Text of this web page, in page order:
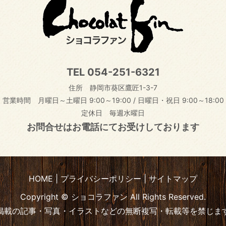
TEL 054-251-6321
住所 静岡市葵区鷹匠1-3-7
営業時間 月曜日～土曜日 9:00～19:00 / 日曜日・祝日 9:00～18:00
定休日 毎週水曜日
お問合せはお電話にてお受けしております
HOME プライバシーポリシー
サイトマップ
Copyright © ショコラファン All Rights Reserved.
載の記事・写真・イラストなどの無断複写・転載等を禁じま